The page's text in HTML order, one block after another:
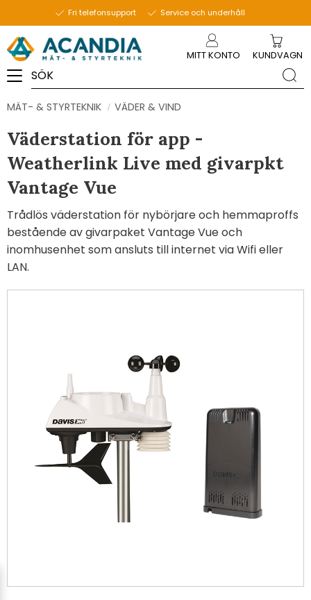
Fri telefonsupport Service och underhåll
MITT KONTO KUNDVAGN
MÄT- & STYRTEKNIK VÄDER & VIND
Väderstation för app -
Weatherlink Live med givarpkt
Vantage Vue
Trådlös väderstation för nybörjare och hemmaproffs
bestående av givarpaket Vantage Vue och
inomhusenhet som ansluts till internet via Wifi eller
LAN.